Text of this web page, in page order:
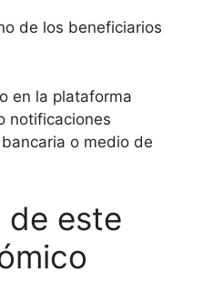
de los beneficiarios
en la plataforma
notificaciones
o medio de
de este